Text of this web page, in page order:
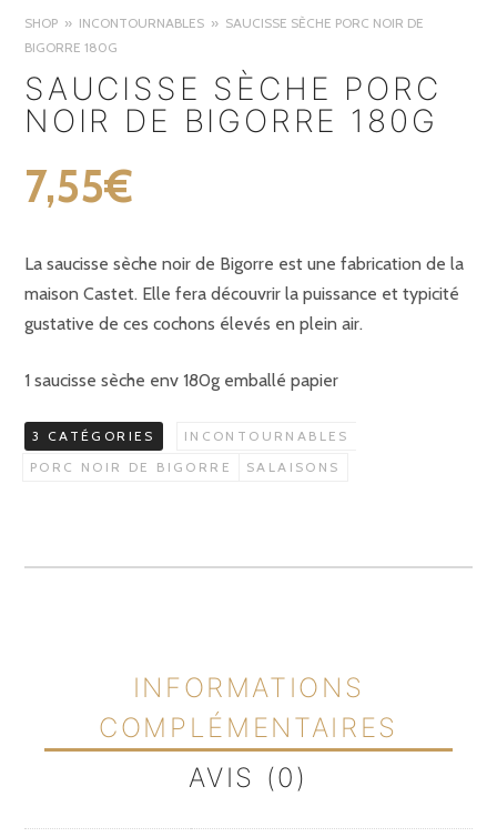
SHOP INCONTOURNABLES
SAUCISSE SÈCHE PORC NOIR DE
BIGORRE 180G
SAUCISSE SÈCHE PORC
NOIR DE BIGORRE 180G
7,55€
La saucisse sèche noir de Bigorre est une fabrication de la
maison Castet. Elle fera découvrir la puissance et typicité
gustative de ces cochons élevés en plein air.
1 saucisse sèche env 180g emballé papier
3 CATÉGORIES
INCONTOURNABLES
PORC NOIR DE BIGORRE
SALAISONS
INFORMATIONS
COMPLÉMENTAIRES
AVIS (0)